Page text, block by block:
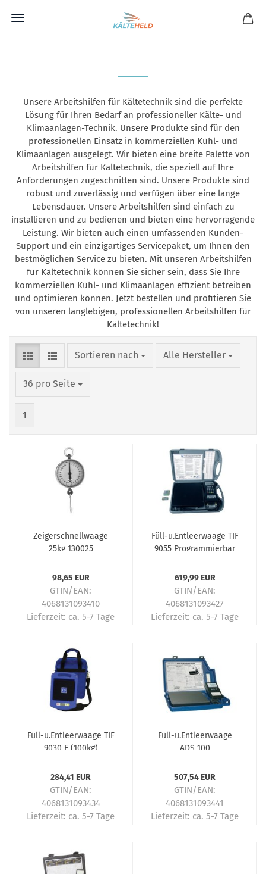
Unsere Arbeitshilfen für Kältetechnik sind die perfekte
Lösung für Ihren Bedarf an professioneller Kälte- und
Klimaanlagen-Technik. Unsere Produkte sind für den
professionellen Einsatz in kommerziellen Kühl- und
Klimaanlagen ausgelegt. Wir bieten eine breite Palette von
Arbeitshilfen für Kältetechnik, die speziell auf Ihre
Anforderungen zugeschnitten sind. Unsere Produkte sind
robust und zuverlässig und verfügen über eine lange
Lebensdauer. Unsere Arbeitshilfen sind einfach zu
installieren und zu bedienen und bieten eine hervorragende
Leistung. Wir bieten auch einen umfassenden Kunden-
Support und ein einzigartiges Servicepaket, um Ihnen den
bestmöglichen Service zu bieten. Mit unseren Arbeitshilfen
für Kältetechnik können Sie sicher sein, dass Sie Ihre
kommerziellen Kühl- und Klimaanlagen effizient betreiben
und optimieren können. Jetzt bestellen und profitieren Sie
von unseren langlebigen, professionellen Arbeitshilfen für
Kältetechnik!
Sortieren nach
Sortieren nach Alle Hersteller
pro Seite
36 pro Seite
pro Seite
1
Zeigerschnellwaage
25kg 130025
98,65 EUR
GTIN/EAN:
4068131093410
Lieferzeit: ca. 5-7 Tage
Füll-u.Entleerwaage TIF
9055 Programmierbar
619,99 EUR
GTIN/EAN:
4068131093427
Lieferzeit: ca. 5-7 Tage
Füll-u.Entleerwaage TIF
9030 E (100kg)
284,41 EUR
GTIN/EAN:
4068131093434
Lieferzeit: ca. 5-7 Tage
Füll-u.Entleerwaage
ADS 100
507,54 EUR
GTIN/EAN:
4068131093441
Lieferzeit: ca. 5-7 Tage